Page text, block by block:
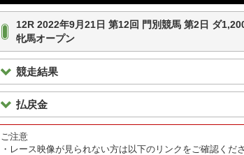
12R 2022年9月21日 第12回 門別競馬 第2日 ダ
牝馬オープン
競走結果
払戻金
ご注意
・レース映像が見られない方は以下のリンクをご確認くださ